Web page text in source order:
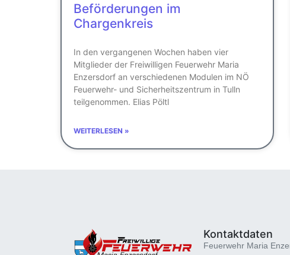
Beförderungen im
Chargenkreis
In den vergangenen Wochen haben vier
Mitglieder der Freiwilligen Feuerwehr Maria
Enzersdorf an verschiedenen Modulen im NÖ
Feuerwehr- und Sicherheitszentrum in Tulln
teilgenommen. Elias Pöltl
WEITERLESEN »
Kontaktdaten
Feuerwehr Maria